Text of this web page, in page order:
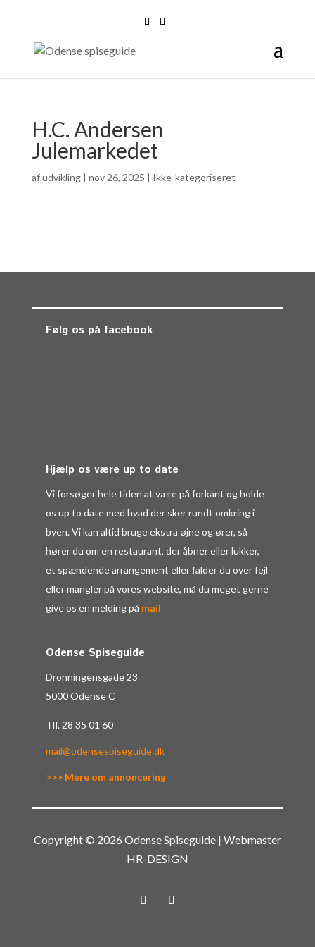
H.C. Andersen
Julemarkedet
afudvikling| nov 26, 2025 | Ikke-kategoriseret
Følg os på facebook
Hjælp os være up to date
Vi forsøger hele tiden at være på forkant og holde
os up to date med hvad der sker rundt omkring i
byen. Vi kan altid bruge ekstra øjne og ører, så
hører du om en restaurant, der åbner eller lukker,
et spændende arrangement eller falder du over fejl
eller mangler på vores website, må du meget gerne
give os en melding på mail
Odense Spiseguide
Dronningensgade 23
5000 Odense C
Tlf. 28 35 01 60
mail@odensespiseguide.dk
>>> Mere om annoncering
Copyright © 2026 Odense Spiseguide | Webmaster
HR-DESIGN